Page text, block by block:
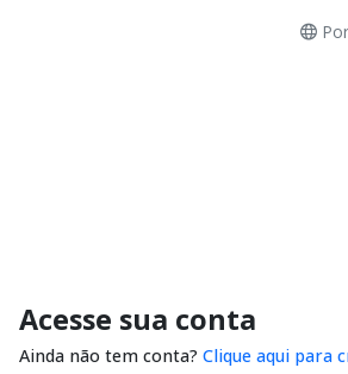
Acesse sua conta
Ainda não tem conta? Clique aqui para